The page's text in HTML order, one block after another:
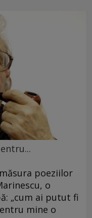
poeziilor
o
„cum ai putut fi
mine o